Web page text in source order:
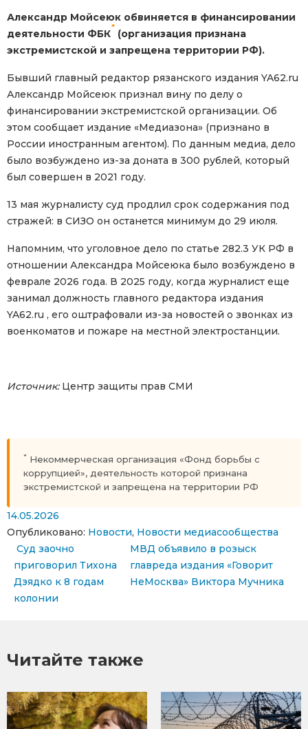
Александр Мойсеюк обвиняется в финансировании
деятельности ФБК
*
(организация признана
экстремистской и запрещена территории РФ).
Бывший главный редактор рязанского издания YA62.ru
Александр Мойсеюк признал вину по делу о
финансировании экстремистской организации. Об
этом сообщает издание «Медиазона» (признано в
России иностранным агентом). По данным медиа, дело
было возбуждено из-за доната в 300 рублей, который
был совершен в 2021 году.
13 мая журналисту суд продлил срок содержания под
стражей: в СИЗО он останется минимум до 29 июля.
Напомним, что уголовное дело по статье 282.3 УК РФ в
отношении Александра Мойсеюка было возбуждено в
феврале 2026 года. В 2025 году, когда журналист еще
занимал должность главного редактора издания
YA62.ru , его оштрафовали из-за новостей о звонках из
военкоматов и пожаре на местной электростанции.
Источник:Центр защиты прав СМИ
* Некоммерческая организация «Фонд борьбы с
коррупцией», деятельность которой признана
экстремистской и запрещена на территории РФ
14.05.2026
Опубликовано: Новости, Новости медиасообщества
Навигация по записям
Суд заочно
приговорил Тихона
Дзядко к 8 годам
колонии
МВД объявило в розыск
главреда издания «Говорит
НеМосква» Виктора Мучника
Читайте также